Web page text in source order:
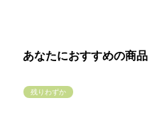
あなたにおすすめの商品
残りわずか